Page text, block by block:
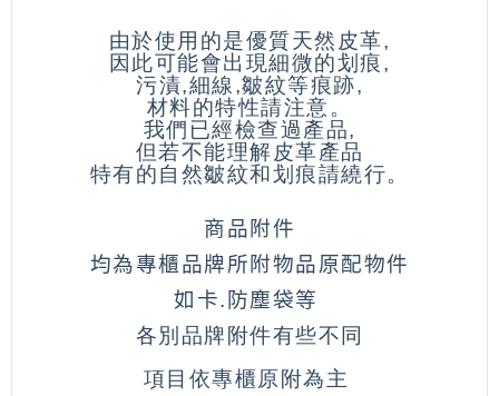
由於使用的是優質天然皮革,
因此可能會出現細微的划痕,
污漬,細線,皺紋等痕跡,
材料的特性請注意。
我們已經檢查過產品,
但若不能理解皮革產品
特有的自然皺紋和划痕請繞行。
商品附件
均為專櫃品牌所附物品原配物件
如卡.防塵袋等
各別品牌附件有些不同
項目依專櫃原附為主